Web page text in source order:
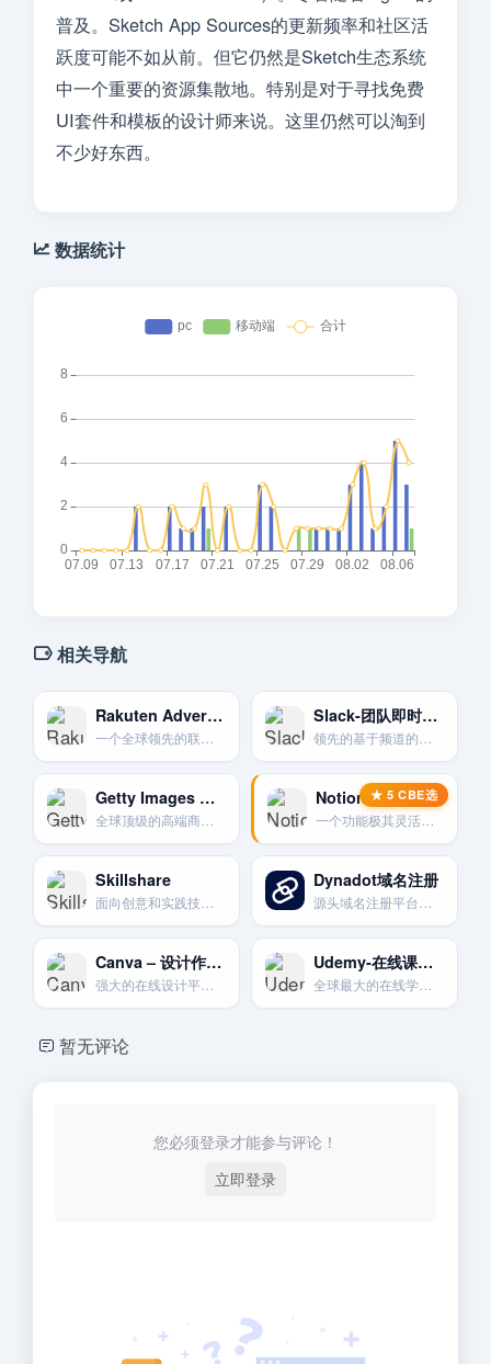
普及。Sketch App Sources的更新频率和社区活
跃度可能不如从前。但它仍然是Sketch生态系统
中一个重要的资源集散地。特别是对于寻找免费
UI套件和模板的设计师来说。这里仍然可以淘到
不少好东西。
数据统计
相关导航
Rakuten Advertising-乐天联盟营销
一个全球领先的联盟营销网络。连接广告商与发布商。拥有众多知名品牌。
Slack-团队即时沟通协作平台
领先的基于频道的即时通讯平台。旨在取代电子邮件。提高团队沟通效率。
Getty Images 高端商业图库
全球顶级的高端商业图片和编辑图片供应商。版权严格。质量极高。
Notion-一体化数字工作空间
一个功能极其灵活的“一体化工作空间”。用于笔记。任务管理。知识库和团队协作。
Skillshare
面向创意和实践技能的在线学习社区，强调项目式学习。
Dynadot域名注册
源头域名注册平台，更便宜
Canva – 设计作图视频神器
强大的在线设计平台。提供海量TikTok视频模板和素材。轻松制作专业级视频封面和内容。
Udemy-在线课程教学平台
全球最大的在线学习和教学市场。任何人都可以创建课程并销售给全球学生。
暂无评论
您必须登录才能参与评论！
立即登录